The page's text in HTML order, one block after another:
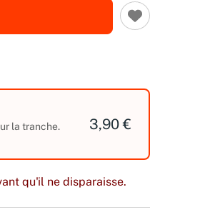
la tranche.
3,90 €
qu'il ne disparaisse.